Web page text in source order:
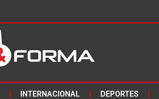
INTERNACIONAL DEPORTES